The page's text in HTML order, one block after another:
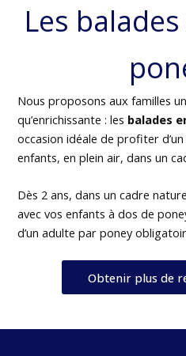
Les
Nous proposons aux familles
qu’enrichissante : les balades
occasion idéale de profiter
enfants, en plein air, dans un
Dès 2 ans, dans un cadre
avec vos enfants à dos de
d’un adulte par poney
Obtenir plus de